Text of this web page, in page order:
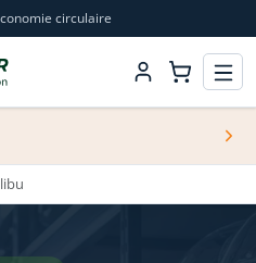
circulaire